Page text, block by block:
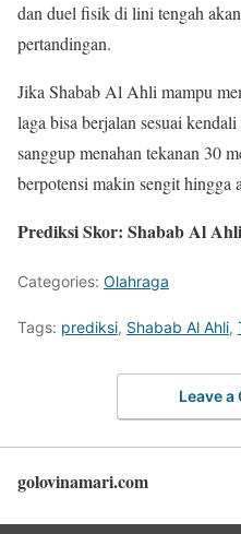
dan duel fisik di lini tengah
pertandingan.
Jika Shabab Al Ahli mampu
laga bisa berjalan sesuai
sanggup menahan tekanan 30
berpotensi makin sengit hingga
Prediksi Skor: Shabab Al
Categories: Olahraga
Tags: prediksi, Shabab Al Ahli,
Leave a
golovinamari.com